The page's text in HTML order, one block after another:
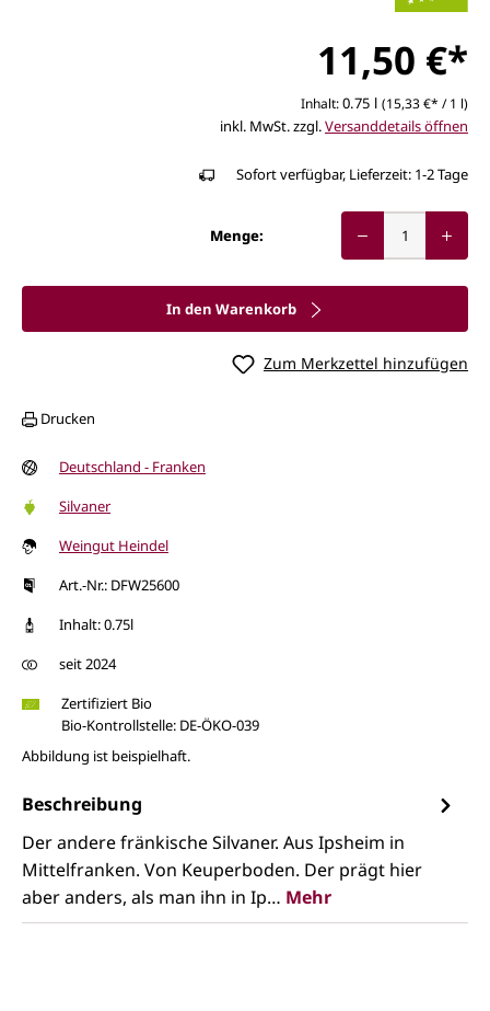
11,50 €*
Inhalt:0.75 l (15,33 €* / 1 l)
inkl. MwSt. zzgl.Versanddetails öffnen
Sofort verfügbar, Lieferzeit: 1-2 Tage
Menge:
In den Warenkorb
Zum Merkzettel hinzufügen
Drucken
Deutschland - Franken
Silvaner
Weingut Heindel
Art.-Nr.: DFW25600
Inhalt: 0.75l
seit 2024
Zertifiziert Bio
Bio-Kontrollstelle: DE-ÖKO-039
Abbildung ist beispielhaft.
Beschreibung
Der andere fränkische Silvaner. Aus Ipsheim in
Mittelfranken. Von Keuperboden. Der prägt hier
aber anders, als man ihn in Ip… Mehr